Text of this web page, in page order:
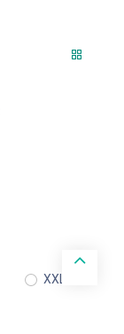
XXL